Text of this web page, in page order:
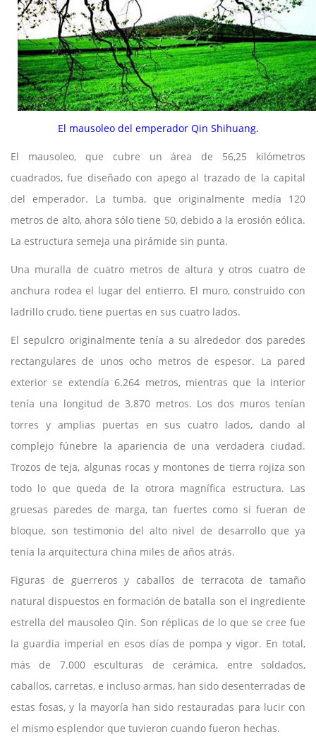
El mausoleo del emperador Qin Shihuang.
El mausoleo, que cubre un área de 56,25 kilómetros
cuadrados, fue diseñado con apego al trazado de la capital
del emperador. La tumba, que originalmente medía 120
metros de alto, ahora sólo tiene 50, debido a la erosión eólica.
La estructura semeja una pirámide sin punta.
Una muralla de cuatro metros de altura y otros cuatro de
anchura rodea el lugar del entierro. El muro, construido con
ladrillo crudo, tiene puertas en sus cuatro lados.
El sepulcro originalmente tenía a su alrededor dos paredes
rectangulares de unos ocho metros de espesor. La pared
exterior se extendía 6.264 metros, mientras que la interior
tenía una longitud de 3.870 metros. Los dos muros tenían
torres y amplias puertas en sus cuatro lados, dando al
complejo fúnebre la apariencia de una verdadera ciudad.
Trozos de teja, algunas rocas y montones de tierra rojiza son
todo lo que queda de la otrora magnífica estructura. Las
gruesas paredes de marga, tan fuertes como si fueran de
bloque, son testimonio del alto nivel de desarrollo que ya
tenía la arquitectura china miles de años atrás.
Figuras de guerreros y caballos de terracota de tamaño
natural dispuestos en formación de batalla son el ingrediente
estrella del mausoleo Qin. Son réplicas de lo que se cree fue
la guardia imperial en esos días de pompa y vigor. En total,
más de 7.000 esculturas de cerámica, entre soldados,
caballos, carretas, e incluso armas, han sido desenterradas de
estas fosas, y la mayoría han sido restauradas para lucir con
el mismo esplendor que tuvieron cuando fueron hechas.